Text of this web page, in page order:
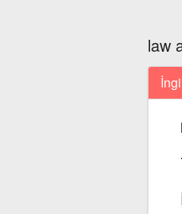
law